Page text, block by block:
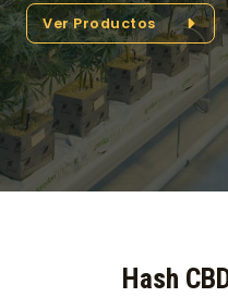
Ver Productos
Hash